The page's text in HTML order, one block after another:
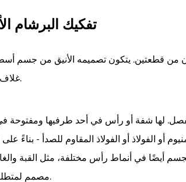
تفكيك البرشام
من قطعتين. يتكون تصميمه الأنيق من جسم
غلاف أو كم البرشام، وشياق أو ساق.
لها شفة أو رأس في أحد طرفيها ومفتوحة في
أو الفولاذ أو الفولاذ المقاوم للصدأ - بناءً
أيضًا في أنماط رأس مختلفة، مثل القبة
مصمم لمتطلبات جمالية أو توزيع حمل محدد.